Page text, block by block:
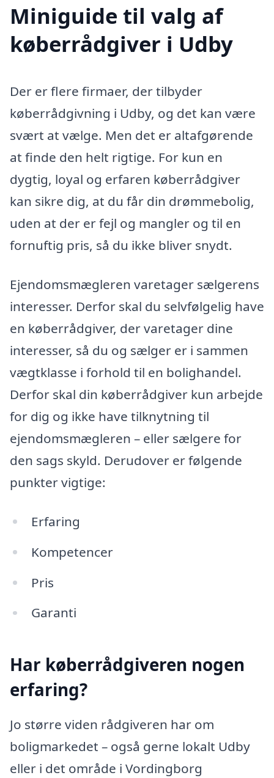
Miniguide til valg af
køberrådgiver i Udby
Der er flere firmaer, der tilbyder
køberrådgivning i Udby, og det kan være
svært at vælge. Men det er altafgørende
at finde den helt rigtige. For kun en
dygtig, loyal og erfaren køberrådgiver
kan sikre dig, at du får din drømmebolig,
uden at der er fejl og mangler og til en
fornuftig pris, så du ikke bliver snydt.
Ejendomsmægleren varetager sælgerens
interesser. Derfor skal du selvfølgelig have
en køberrådgiver, der varetager dine
interesser, så du og sælger er i sammen
vægtklasse i forhold til en bolighandel.
Derfor skal din køberrådgiver kun arbejde
for dig og ikke have tilknytning til
ejendomsmægleren – eller sælgere for
den sags skyld. Derudover er følgende
punkter vigtige:
Erfaring
Kompetencer
Pris
Garanti
Har køberrådgiveren nogen
erfaring?
Jo større viden rådgiveren har om
boligmarkedet – også gerne lokalt Udby
eller i det område i Vordingborg